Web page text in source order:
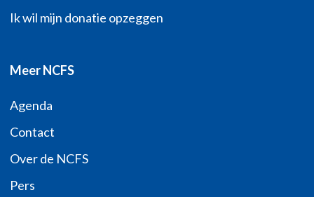
Ik wil mijn donatie opzeggen
Meer NCFS
Agenda
Contact
Over de NCFS
Pers